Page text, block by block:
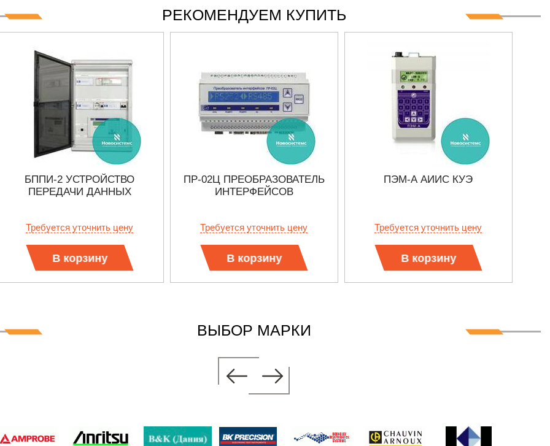
РЕКОМЕНДУЕМ КУПИТЬ
БППИ-2 УСТРОЙСТВО
ПЕРЕДАЧИ ДАННЫХ
Требуется уточнить цену
В корзину
ПР-02Ц ПРЕОБРАЗОВАТЕЛЬ
ИНТЕРФЕЙСОВ
Требуется уточнить цену
В корзину
ПЭМ-А АИИС КУЭ
Требуется уточнить цену
В корзину
ВЫБОР МАРКИ